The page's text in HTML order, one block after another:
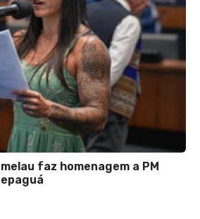
faz homenagem a PM